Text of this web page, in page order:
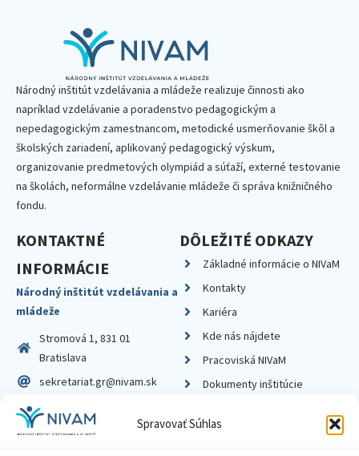
Spravovať Súhlas
Národný inštitút vzdelávania a mládeže realizuje činnosti ako
napríklad vzdelávanie a poradenstvo pedagogickým a
nepedagogickým zamestnancom, metodické usmerňovanie škôl a
školských zariadení, aplikovaný pedagogický výskum,
organizovanie predmetových olympiád a súťaží, externé testovanie
na školách, neformálne vzdelávanie mládeže či správa knižničného
fondu.
KONTAKTNÉ
INFORMÁCIE
Národný inštitút vzdelávania a
mládeže
Stromová 1, 831 01
Bratislava
sekretariat.gr@nivam.sk
IČO: 00164348
DIČ: 2020798714
DÔLEŽITÉ ODKAZY
Základné informácie o NIVaM
Kontakty
Kariéra
Kde nás nájdete
Pracoviská NIVaM
Dokumenty inštitúcie